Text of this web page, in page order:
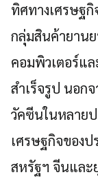
ทิศทางเศรษฐ
กลุ่มสินค้ายาน
คอมพิวเตอร์แ
สำเร็จรูป นอก
วัคซีนในหลาย
เศรษฐกิจของ
สหรัฐฯ จีนและ